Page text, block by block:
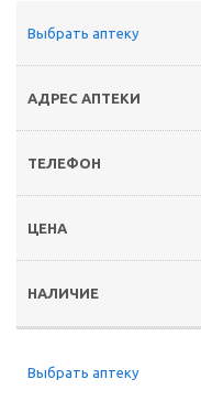
Выбрать аптеку
Выбрать аптеку